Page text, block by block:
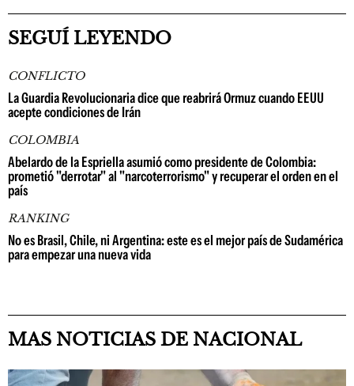
SEGUÍ LEYENDO
CONFLICTO
La Guardia Revolucionaria dice que reabrirá Ormuz cuando EEUU
acepte condiciones de Irán
COLOMBIA
Abelardo de la Espriella asumió como presidente de Colombia:
prometió "derrotar" al "narcoterrorismo" y recuperar el orden en el
país
RANKING
No es Brasil, Chile, ni Argentina: este es el mejor país de Sudamérica
para empezar una nueva vida
MAS NOTICIAS DE NACIONAL